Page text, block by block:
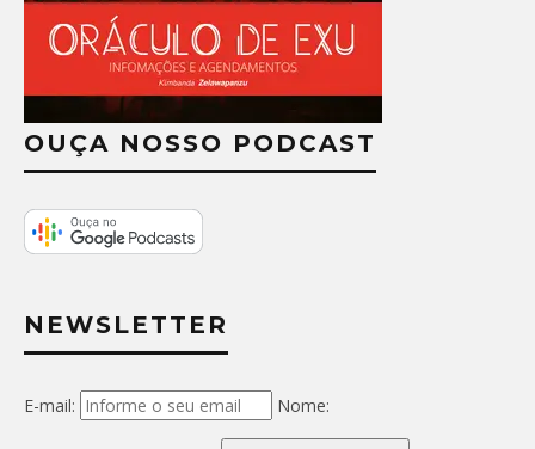
OUÇA NOSSO PODCAST
NEWSLETTER
E-mail: Nome: